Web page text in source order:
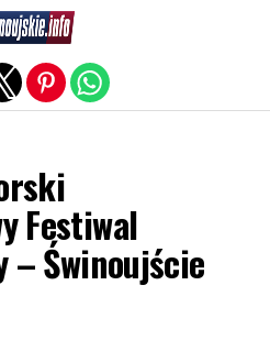
Festiwal
– Świnoujście
version